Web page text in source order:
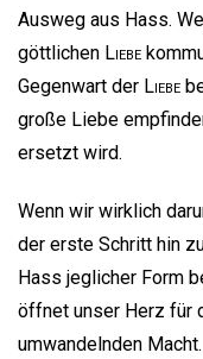
Ausweg aus Hass.
göttlichen Liebe
Gegenwart der Liebe
große Liebe
ersetzt wird.
Wenn wir wirklich
der erste Schritt hin
Hass jeglicher Form
öffnet unser Herz für
umwandelnden Macht.